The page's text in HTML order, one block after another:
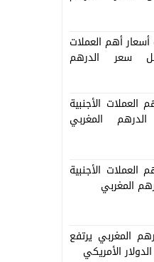
أهم العملات
سعر الدرهم
الأجنبية
المغربي
الأجنبية
المغربي
المغربي يرتفع
الأمريكي